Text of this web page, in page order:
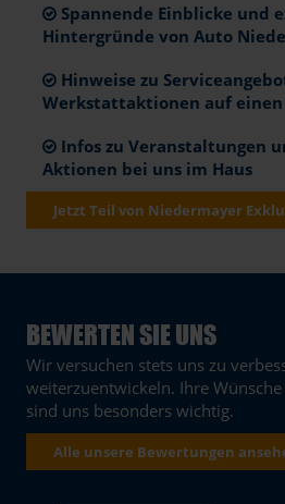
Spannende Einblicke und
Hintergründe von Auto
Hinweise zu
Werkstattaktionen auf
Infos zu Veranstaltungen
Aktionen bei uns im Haus
Jetzt Teil von Niedermayer
BEWERTEN SIE UNS
Wir versuchen stets uns zu
weiterzuentwickeln. Ihre
sind uns besonders wichtig.
Alle unsere Bewertungen